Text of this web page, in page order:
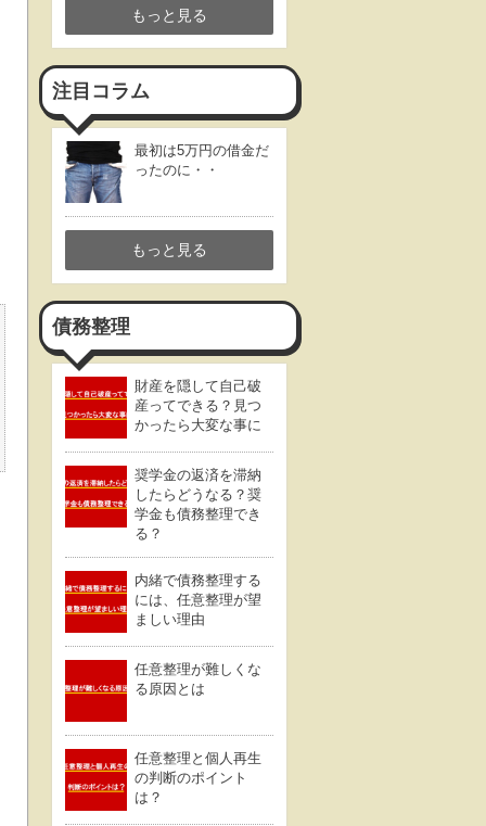
もっと見る
注目コラム
最初は5万円の借金だ
ったのに・・
もっと見る
債務整理
財産を隠して自己破
産ってできる？見つ
かったら大変な事に
奨学金の返済を滞納
したらどうなる？奨
学金も債務整理でき
る？
内緒で債務整理する
には、任意整理が望
ましい理由
任意整理が難しくな
る原因とは
任意整理と個人再生
の判断のポイント
は？